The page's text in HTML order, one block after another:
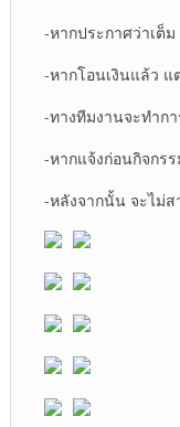
-หากประกาศว่าเต็
-หากโอนเงินแล้ว แ
-ทางทีมงานจะทำก
-หากแจ้งก่อนกิจกร
-หลังจากนั้น จะไม่